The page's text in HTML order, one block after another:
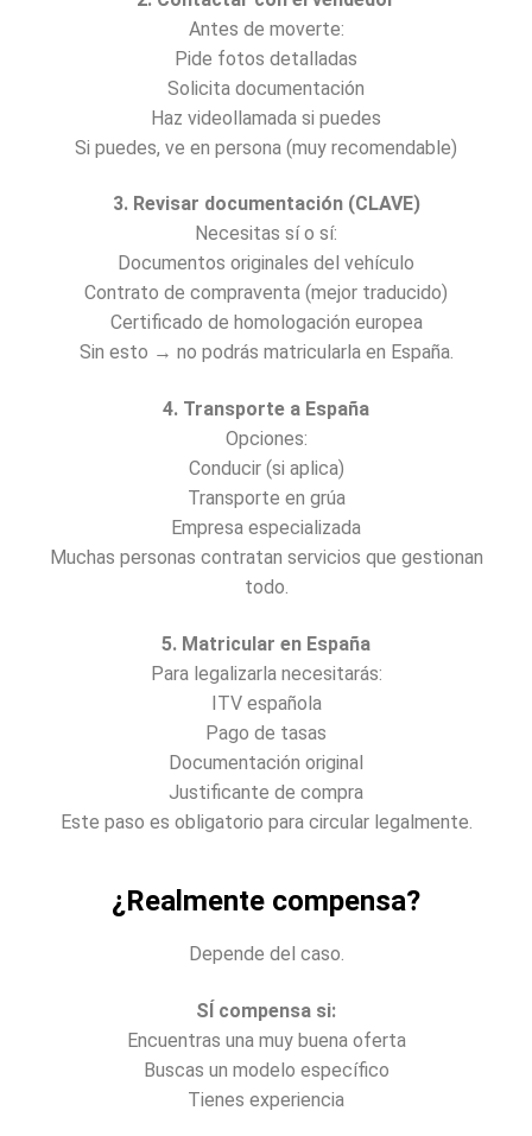
Antes de moverte:
Pide fotos detalladas
Solicita documentación
Haz videollamada si puedes
Si puedes, ve en persona (muy recomendable)
3. Revisar documentación (CLAVE)
Necesitas sí o sí:
Documentos originales del vehículo
Contrato de compraventa (mejor traducido)
Certificado de homologación europea
Sin esto → no podrás matricularla en España.
4. Transporte a España
Opciones:
Conducir (si aplica)
Transporte en grúa
Empresa especializada
Muchas personas contratan servicios que gestionan
todo.
5. Matricular en España
Para legalizarla necesitarás:
ITV española
Pago de tasas
Documentación original
Justificante de compra
Este paso es obligatorio para circular legalmente.
¿Realmente compensa?
Depende del caso.
SÍ compensa si:
Encuentras una muy buena oferta
Buscas un modelo específico
Tienes experiencia